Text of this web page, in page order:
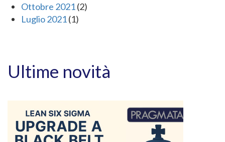
Ottobre 2021(2)
Luglio 2021(1)
Ultime novità